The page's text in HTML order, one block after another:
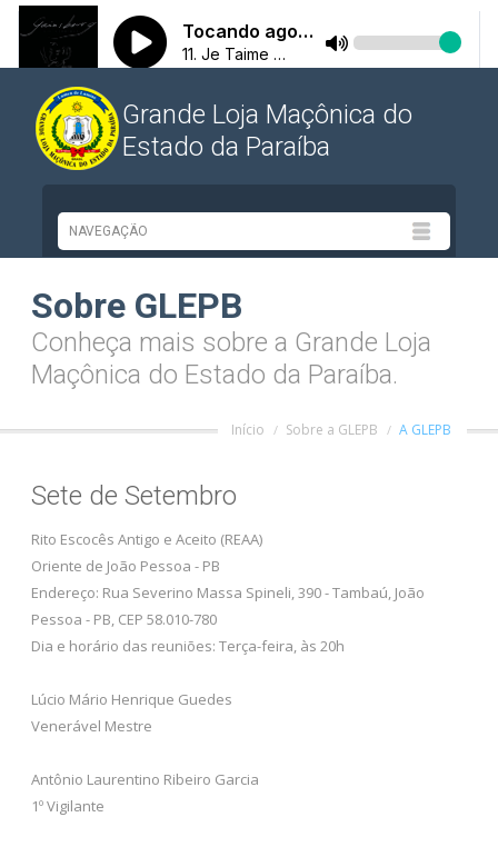
Grande Loja Maçônica do
Estado da Paraíba
Sobre GLEPB
Conheça mais sobre a Grande Loja
Maçônica do Estado da Paraíba.
Início Sobre a GLEPB A GLEPB
Sete de Setembro
Rito Escocês Antigo e Aceito (REAA)
Oriente de João Pessoa - PB
Endereço: Rua Severino Massa Spineli, 390 - Tambaú, João
Pessoa - PB, CEP 58.010-780
Dia e horário das reuniões: Terça-feira, às 20h
Lúcio Mário Henrique Guedes
Venerável Mestre
Antônio Laurentino Ribeiro Garcia
1º Vigilante